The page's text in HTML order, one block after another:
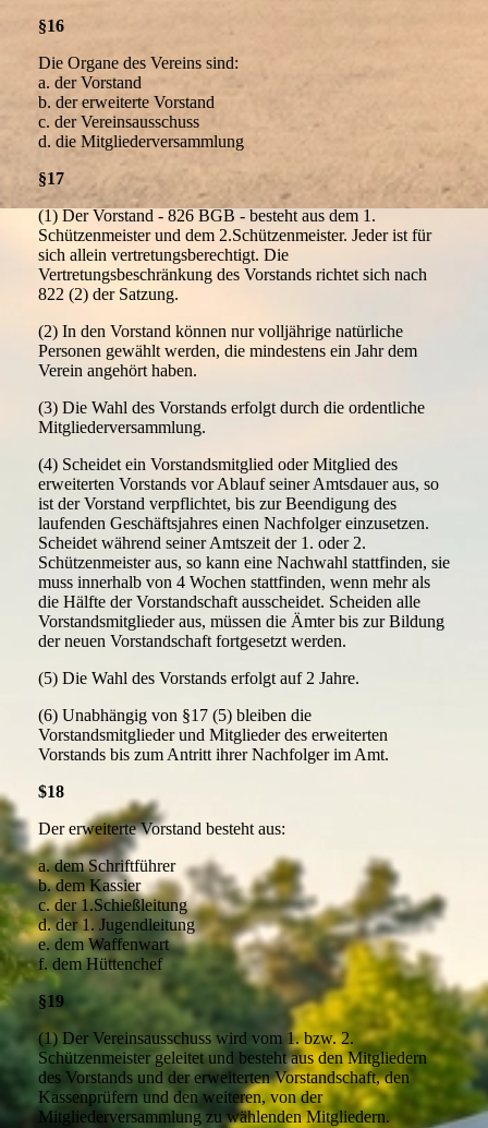
§16
Die Organe des Vereins sind:
a. der Vorstand
b. der erweiterte Vorstand
c. der Vereinsausschuss
d. die Mitgliederversammlung
§17
(1) Der Vorstand - 826 BGB - besteht aus dem 1.
Schützenmeister und dem 2.Schützenmeister. Jeder ist für
sich allein vertretungsberechtigt. Die
Vertretungsbeschränkung des Vorstands richtet sich nach
822 (2) der Satzung.
(2) In den Vorstand können nur volljährige natürliche
Personen gewählt werden, die mindestens ein Jahr dem
Verein angehört haben.
(3) Die Wahl des Vorstands erfolgt durch die ordentliche
Mitgliederversammlung.
(4) Scheidet ein Vorstandsmitglied oder Mitglied des
erweiterten Vorstands vor Ablauf seiner Amtsdauer aus, so
ist der Vorstand verpflichtet, bis zur Beendigung des
laufenden Geschäftsjahres einen Nachfolger einzusetzen.
Scheidet während seiner Amtszeit der 1. oder 2.
Schützenmeister aus, so kann eine Nachwahl stattfinden, sie
muss innerhalb von 4 Wochen stattfinden, wenn mehr als
die Hälfte der Vorstandschaft ausscheidet. Scheiden alle
Vorstandsmitglieder aus, müssen die Ämter bis zur Bildung
der neuen Vorstandschaft fortgesetzt werden.
(5) Die Wahl des Vorstands erfolgt auf 2 Jahre.
(6) Unabhängig von §17 (5) bleiben die
Vorstandsmitglieder und Mitglieder des erweiterten
Vorstands bis zum Antritt ihrer Nachfolger im Amt.
$18
Der erweiterte Vorstand besteht aus:
a. dem Schriftführer
b. dem Kassier
c. der 1.Schießleitung
d. der 1. Jugendleitung
e. dem Waffenwart
f. dem Hüttenchef
§19
(1) Der Vereinsausschuss wird vom 1. bzw. 2.
Schützenmeister geleitet und besteht aus den Mitgliedern
des Vorstands und der erweiterten Vorstandschaft, den
Kassenprüfern und den weiteren, von der
Mitgliederversammlung zu wählenden Mitgliedern.